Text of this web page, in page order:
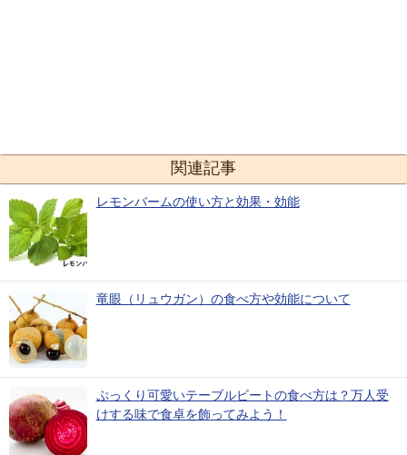
関連記事
レモンバームの使い方と効果・効能
竜眼（リュウガン）の食べ方や効能について
ぷっくり可愛いテーブルビートの食べ方は？万人受
けする味で食卓を飾ってみよう！